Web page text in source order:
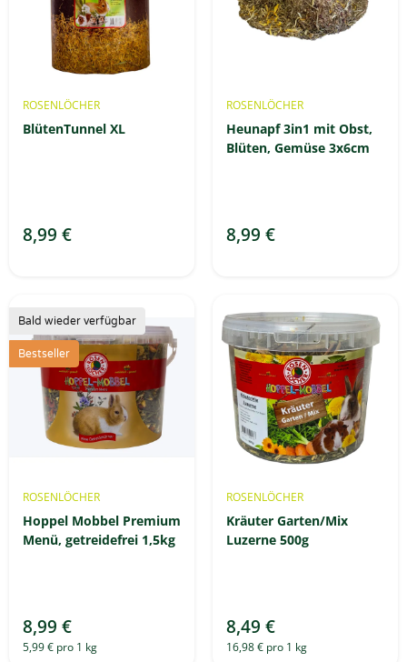
ROSENLÖCHER
BlütenTunnel XL
8,99 €
ROSENLÖCHER
Heunapf 3in1 mit Obst,
Blüten, Gemüse 3x6cm
8,99 €
Bald wieder verfügbar
Bestseller
ROSENLÖCHER
Hoppel Mobbel Premium
Menü, getreidefrei 1,5kg
8,99 €
5,99 € pro 1 kg
ROSENLÖCHER
Kräuter Garten/Mix
Luzerne 500g
8,49 €
16,98 € pro 1 kg